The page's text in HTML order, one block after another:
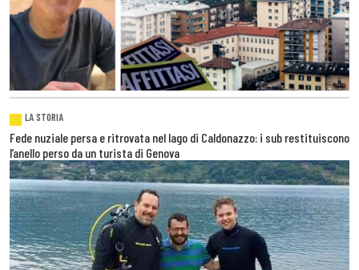
LA STORIA
Fede nuziale persa e ritrovata nel lago di Caldonazzo: i sub restituiscono
l’anello perso da un turista di Genova